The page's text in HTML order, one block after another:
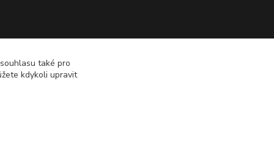
také pro
kdykoli upravit